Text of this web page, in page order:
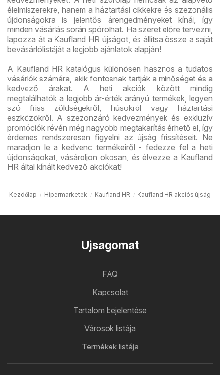
élelmiszerekre, hanem a háztartási cikkekre és szezonális
újdonságokra is jelentős árengedményeket kínál, így
minden vásárlás során spórolhat. Ha szeret előre tervezni,
lapozza át a Kaufland HR újságot, és állítsa össze a saját
bevásárlólistáját a legjobb ajánlatok alapján!
A Kaufland HR katalógus különösen hasznos a tudatos
vásárlók számára, akik fontosnak tartják a minőséget és a
kedvező árakat. A heti akciók között mindig
megtalálhatók a legjobb ár-érték arányú termékek, legyen
szó friss zöldségekről, húsokról vagy háztartási
eszközökről. A szezonzáró kedvezmények és exkluzív
promóciók révén még nagyobb megtakarítás érhető el, így
érdemes rendszeresen figyelni az újság frissítéseit. Ne
maradjon le a kedvenc termékeiről - fedezze fel a heti
újdonságokat, vásároljon okosan, és élvezze a Kaufland
HR által kínált kedvező akciókat!
Kezdőlap Hipermarketek Kaufland HR Kaufland HR akciós újság
Ujsagomat
FAQ
Kapcsolat
Tartalom bejelentése
Városok listája
Termékek listája